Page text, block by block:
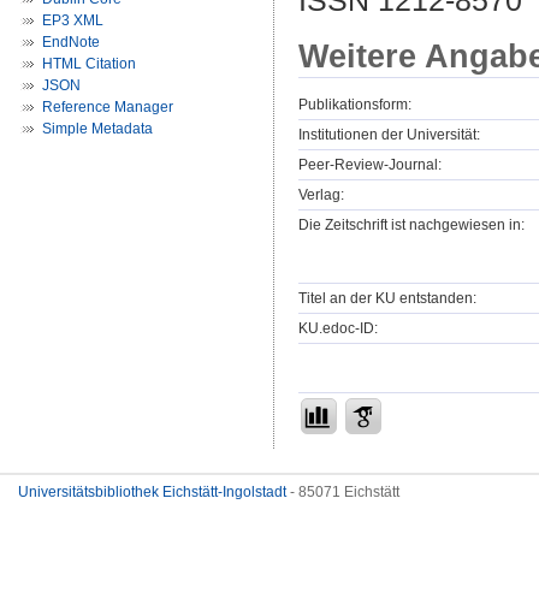
EP3 XML
EndNote
HTML Citation
JSON
Reference Manager
Simple Metadata
Weitere
Publikationsform:
Institutionen der Universität:
Peer-Review-Journal:
Verlag:
Die Zeitschrift ist nachgewiesen in:
Titel an der KU entstanden:
KU.edoc-ID:
Universitätsbibliothek Eichstätt-Ingolstadt- 85071 Eichstätt